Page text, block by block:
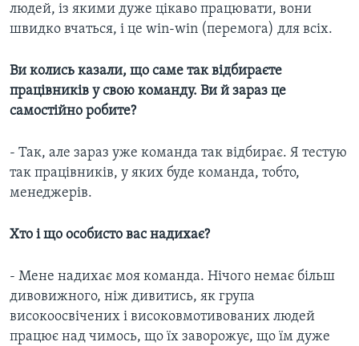
людей, із якими дуже цікаво працювати, вони
швидко вчаться, і це win-win (перемога) для всіх.
Ви колись казали, що саме так відбираєте
працівників у свою команду. Ви й зараз це
самостійно робите?
- Так, але зараз уже команда так відбирає. Я тестую
так працівників, у яких буде команда, тобто,
менеджерів.
Хто і що особисто вас надихає?
- Мене надихає моя команда. Нічого немає більш
дивовижного, ніж дивитись, як група
високоосвічених і високовмотивованих людей
працює над чимось, що їх заворожує, що їм дуже